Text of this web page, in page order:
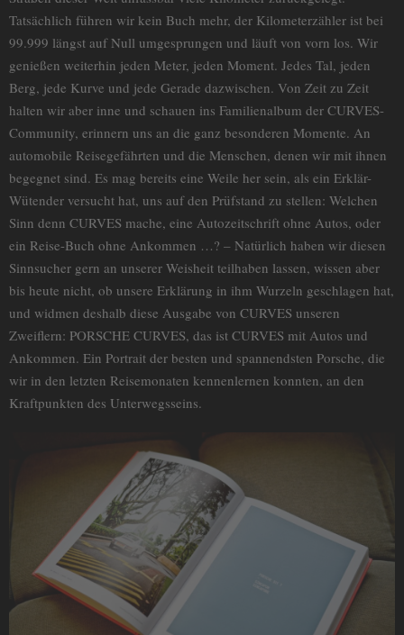
Tatsächlich führen wir kein Buch mehr, der Kilometerzähler ist bei
99.999 längst auf Null umgesprungen und läuft von vorn los. Wir
genießen weiterhin jeden Meter, jeden Moment. Jedes Tal, jeden
Berg, jede Kurve und jede Gerade dazwischen. Von Zeit zu Zeit
halten wir aber inne und schauen ins Familienalbum der CURVES-
Community, erinnern uns an die ganz besonderen Momente. An
automobile Reisegefährten und die Menschen, denen wir mit ihnen
begegnet sind. Es mag bereits eine Weile her sein, als ein Erklär-
Wütender versucht hat, uns auf den Prüfstand zu stellen: Welchen
Sinn denn CURVES mache, eine Autozeitschrift ohne Autos, oder
ein Reise-Buch ohne Ankommen …? – Natürlich haben wir diesen
Sinnsucher gern an unserer Weisheit teilhaben lassen, wissen aber
bis heute nicht, ob unsere Erklärung in ihm Wurzeln geschlagen hat,
und widmen deshalb diese Ausgabe von CURVES unseren
Zweiflern: PORSCHE CURVES, das ist CURVES mit Autos und
Ankommen. Ein Portrait der besten und spannendsten Porsche, die
wir in den letzten Reisemonaten kennenlernen konnten, an den
Kraftpunkten des Unterwegsseins.